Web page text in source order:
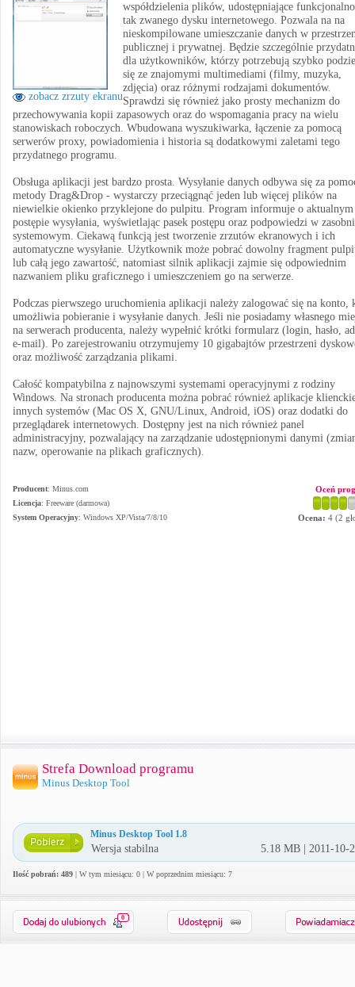
zobacz zrzuty ekranu
współdzielenia plików, udostępniające
tak zwanego dysku internetowego. Pozwala na na
nieskompilowane umieszczanie danych w
publicznej i prywatnej. Będzie szczególnie
dla użytkowników, którzy potrzebują szybko
się ze znajomymi multimediami (filmy, muzyka,
zdjęcia) oraz różnymi rodzajami dokumentów.
Sprawdzi się również jako prosty mechanizm do
przechowywania kopii zapasowych oraz do wspomagania pracy na wielu
stanowiskach roboczych. Wbudowana wyszukiwarka, łączenie za pomocą
serwerów proxy, powiadomienia i historia są dodatkowymi zaletami tego
przydatnego programu.
Obsługa aplikacji jest bardzo prosta. Wysyłanie danych odbywa się za
metody Drag&Drop - wystarczy przeciągnąć jeden lub więcej plików na
niewielkie okienko przyklejone do pulpitu. Program informuje o aktualnym
postępie wysyłania, wyświetlając pasek postępu oraz podpowiedzi w
systemowym. Ciekawą funkcją jest tworzenie zrzutów ekranowych i ich
automatyczne wysyłanie. Użytkownik może pobrać dowolny fragment
lub całą jego zawartość, natomiast silnik aplikacji zajmie się odpowiednim
nazwaniem pliku graficznego i umieszczeniem go na serwerze.
Podczas pierwszego uruchomienia aplikacji należy zalogować się na konto,
umożliwia pobieranie i wysyłanie danych. Jeśli nie posiadamy własnego
na serwerach producenta, należy wypełnić krótki formularz (login, hasło,
e-mail). Po zarejestrowaniu otrzymujemy 10 gigabajtów przestrzeni
oraz możliwość zarządzania plikami.
Całość kompatybilna z najnowszymi systemami operacyjnymi z rodziny
Windows. Na stronach producenta można pobrać również aplikacje
innych systemów (Mac OS X, GNU/Linux, Android, iOS) oraz dodatki do
przeglądarek internetowych. Dostępny jest na nich również panel
administracyjny, pozwalający na zarządzanie udostępnionymi danymi
nazw, operowanie na plikach graficznych).
Producent: Minus.com
Licencja: Freeware (darmowa)
System Operacyjny: Windows XP/Vista/7/8/10
Oceń
Ocena: 4 (2
Strefa Download programu
Minus Desktop Tool
Minus Desktop Tool 1.8
Wersja stabilna 5.18 MB | 2011-10-
Ilość pobrań: 489 | W tym miesiącu: 0 | W poprzednim miesiącu: 7
0